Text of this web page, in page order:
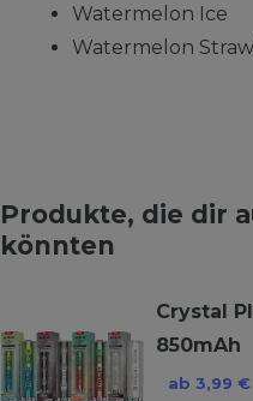
Watermelon Ice
Watermelon
Produkte, die dir
könnten
Crystal
850mAh
ab 3,99 €